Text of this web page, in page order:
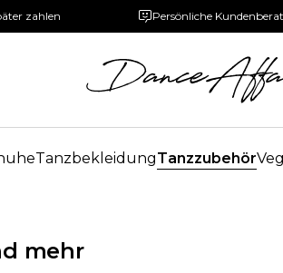
zahlen Persönliche
TanzbekleidungTanzzubehör
mehr